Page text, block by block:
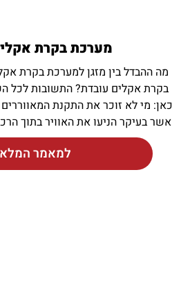
מערכת בקרת
מה ההבדל בין מזגן למערכת בקרת
בקרת אקלים עובדת? התשובות לכל
כאן: מי לא זוכר את התקנת
אשר בעיקר הניעו את האוויר בתוך
למאמר המלא